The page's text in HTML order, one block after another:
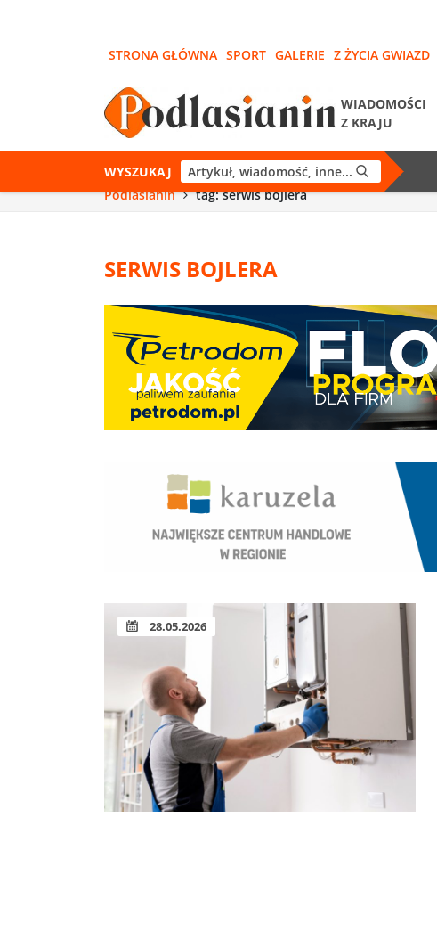
STRONA GŁÓWNA SPORT GALERIE Z ŻYCIA GWIAZD
WIADOMOŚCI
Z KRAJU
WYSZUKAJ
Podlasianin
tag: serwis bojlera
SERWIS BOJLERA
28.05.2026